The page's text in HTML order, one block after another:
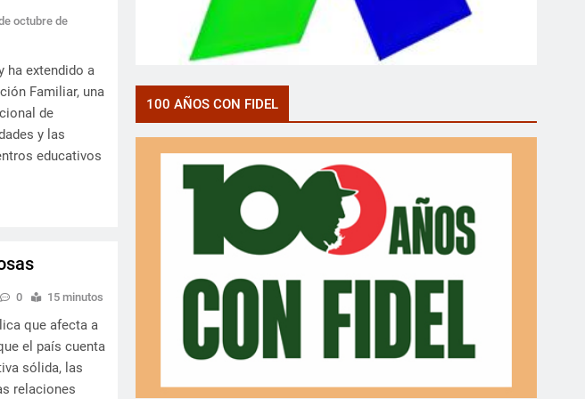
octubre de
ha extendido a
Familiar, una
de
y las
educativos
0 15 minutos
que afecta a
el país cuenta
sólida, las
relaciones
100 AÑOS CON FIDEL